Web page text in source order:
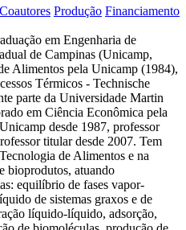
Coautores Produção Financiamento
em Engenharia de
de Campinas (Unicamp,
Alimentos pela Unicamp (1984),
Térmicos - Technische
parte da Universidade Martin
em Ciência Econômica pela
desde 1987, professor
titular desde 2007. Tem
de Alimentos e na
bioprodutos, atuando
equilíbrio de fases vapor-
de sistemas graxos e de
líquido-líquido, adsorção,